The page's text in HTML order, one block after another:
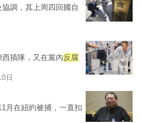
調，其上周四回國自
插隊，又在黨內反腐
日
月在紐約被捕，一直扣